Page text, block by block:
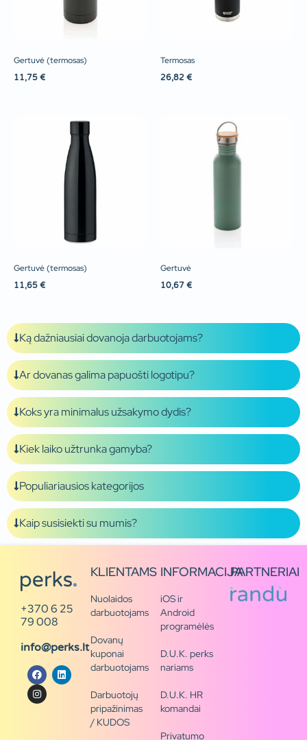
Gertuvė (termosas)
11,75 €
Termosas
26,82 €
Gertuvė (termosas)
11,65 €
Gertuvė
10,67 €
Ką dažniausiai dovanoja darbuotojams?
Ar dovanas galima papuošti logotipu?
Koks yra minimalus užsakymo dydis?
Kiek laiko užtrunka gamyba?
Populiariausios kategorijos
Kaip susisiekti su mumis?
+370 6 25
79 008
info@perks.lt
KLIENTAMS
Nuolaidos
darbuotojams
Dovanų
kuponai
darbuotojams
Darbuotojų
pripažinimas
/ KUDOS
INFORMACIJA
iOS ir
Android
programėlės
D.U.K. perks
nariams
D.U.K. HR
komandai
Privatumo
PARTNERIAI